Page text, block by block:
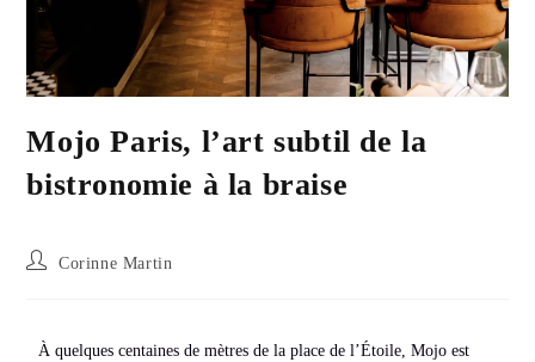
Mojo Paris, l’art subtil de la
bistronomie à la braise
Corinne Martin
À quelques centaines de mètres de la place de l’Étoile, Mojo est